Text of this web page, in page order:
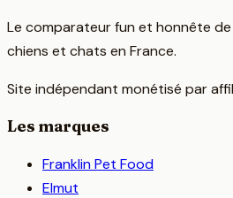
Le comparateur fun et honnête
chiens et chats en France.
Site indépendant monétisé par
Les marques
Franklin Pet Food
Elmut